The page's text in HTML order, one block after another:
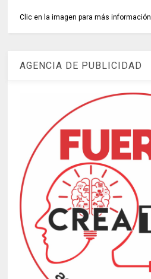
Clic en la imagen para más información
AGENCIA DE PUBLICIDAD